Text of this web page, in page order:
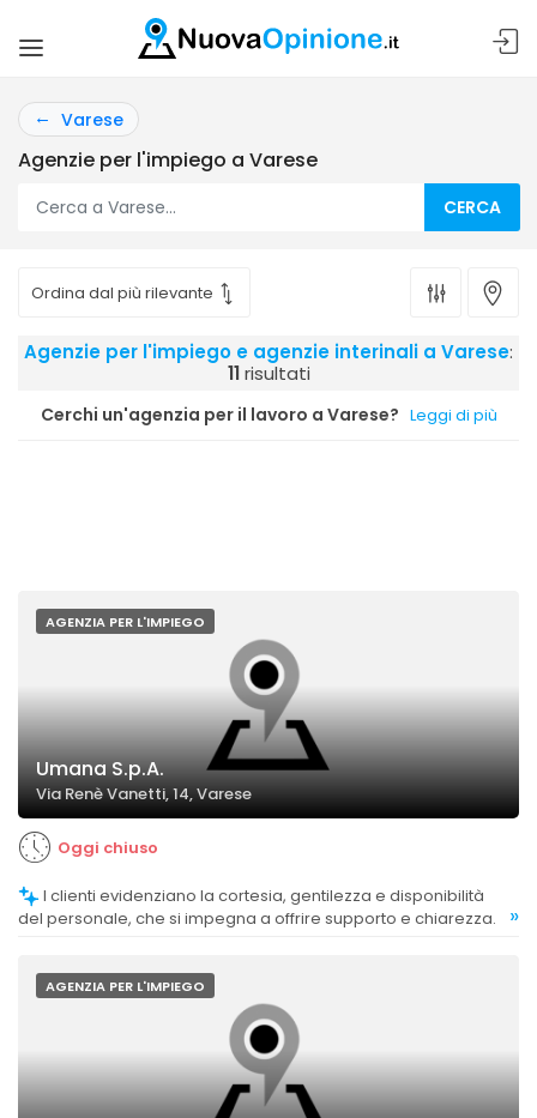
Varese
Agenzie per l'impiego a Varese
CERCA
Agenzie per l'impiego e agenzie interinali a Varese:
11risultati
Cerchi un'agenzia per il lavoro a Varese? Leggi di più
AGENZIA PER L'IMPIEGO
Umana S.p.A.
Via Renè Vanetti, 14, Varese
Oggi chiuso
del personale, che si impegna a offrire supporto e chiarezza.
»
AGENZIA PER L'IMPIEGO